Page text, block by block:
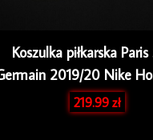
Koszulka piłkarska
2019/20 Nike
219.99zł